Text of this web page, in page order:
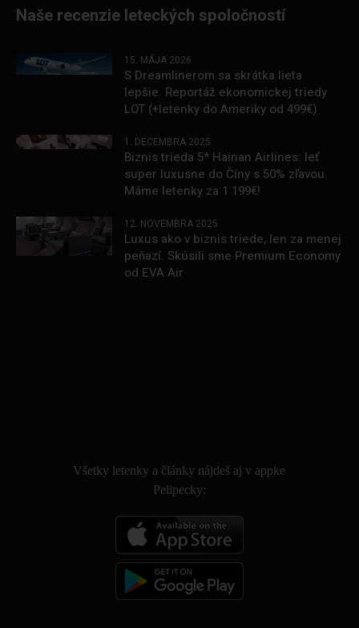
Naše recenzie leteckých spoločností
15. MÁJA 2026
S Dreamlinerom sa skrátka lieta
lepšie. Reportáž ekonomickej triedy
LOT (+letenky do Ameriky od 499€)
1. DECEMBRA 2025
Biznis trieda 5* Hainan Airlines: leť
super luxusne do Číny s 50% zľavou.
Máme letenky za 1 199€!
12. NOVEMBRA 2025
Luxus ako v biznis triede, len za menej
peňazí. Skúsili sme Premium Economy
od EVA Air
Všetky letenky a články nájdeš aj v appke
Pelipecky: